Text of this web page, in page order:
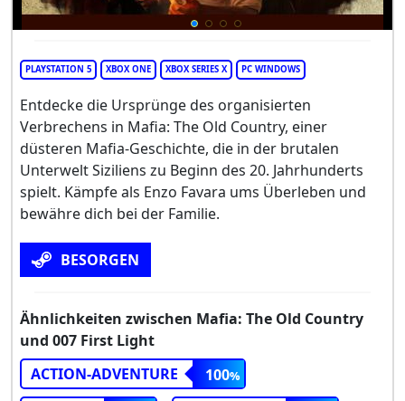
PLAYSTATION 5 XBOX ONE XBOX SERIES X PC WINDOWS
Entdecke die Ursprünge des organisierten
Verbrechens in Mafia: The Old Country, einer
düsteren Mafia-Geschichte, die in der brutalen
Unterwelt Siziliens zu Beginn des 20. Jahrhunderts
spielt. Kämpfe als Enzo Favara ums Überleben und
bewähre dich bei der Familie.
BESORGEN
Ähnlichkeiten zwischen Mafia: The Old Country
und 007 First Light
ACTION-ADVENTURE
100